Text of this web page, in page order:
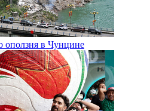
оползня в Чунцине